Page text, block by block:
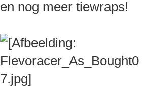
en nog meer tiewraps!